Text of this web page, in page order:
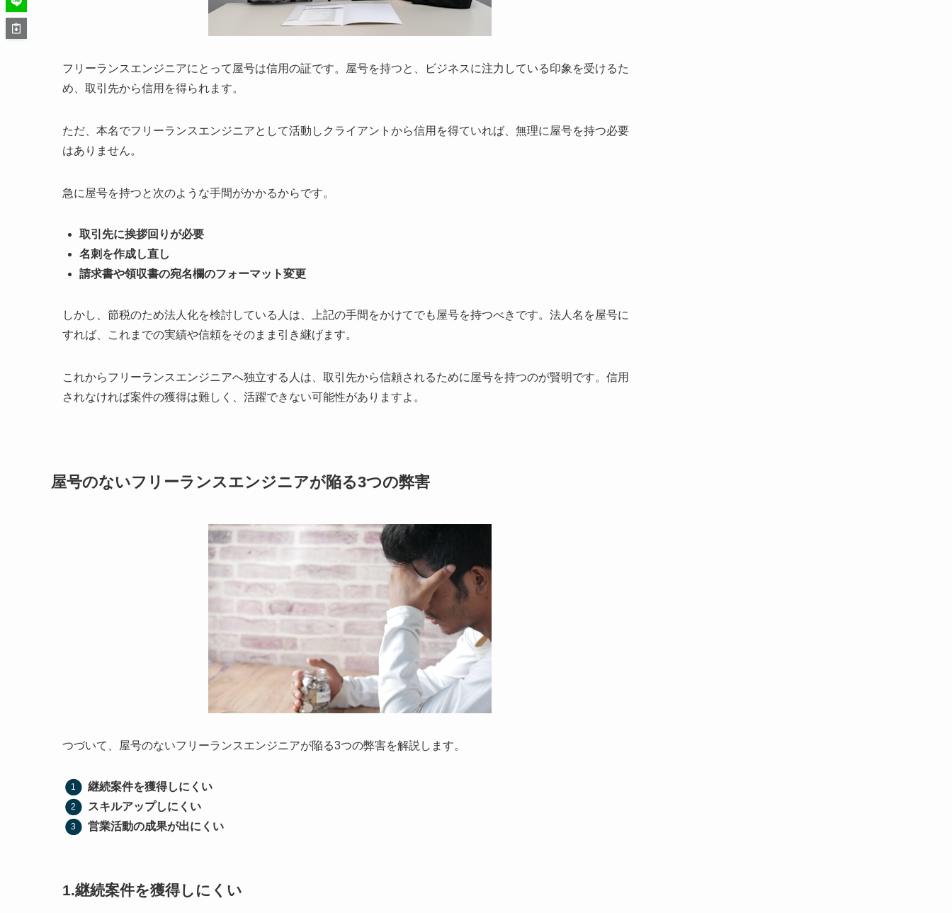
フリーランスエンジニアにとって屋号は信用の証です。屋号を持つと、ビジネスに注力している印象を受けるた
め、取引先から信用を得られます。
ただ、本名でフリーランスエンジニアとして活動しクライアントから信用を得ていれば、無理に屋号を持つ必要
はありません。
急に屋号を持つと次のような手間がかかるからです。
取引先に挨拶回りが必要
名刺を作成し直し
請求書や領収書の宛名欄のフォーマット変更
しかし、節税のため法人化を検討している人は、上記の手間をかけてでも屋号を持つべきです。法人名を屋号に
すれば、これまでの実績や信頼をそのまま引き継げます。
これからフリーランスエンジニアへ独立する人は、取引先から信頼されるために屋号を持つのが賢明です。信用
されなければ案件の獲得は難しく、活躍できない可能性がありますよ。
屋号のないフリーランスエンジニアが陥る3つの弊害
つづいて、屋号のないフリーランスエンジニアが陥る3つの弊害を解説します。
継続案件を獲得しにくい
スキルアップしにくい
営業活動の成果が出にくい
1.継続案件を獲得しにくい